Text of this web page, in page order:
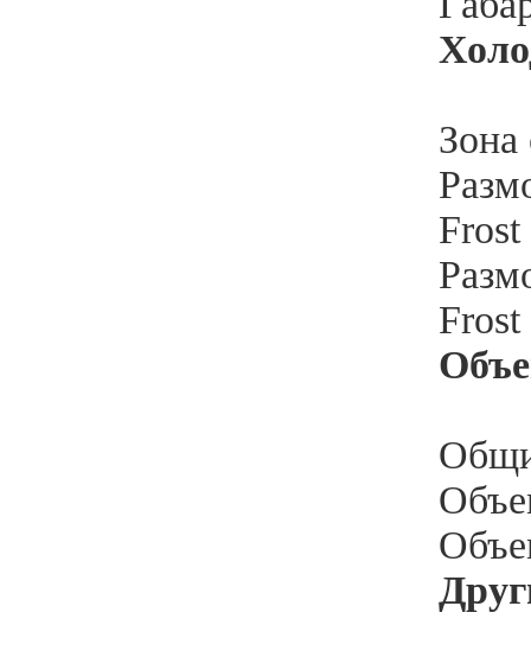
Зона
Frost
Frost